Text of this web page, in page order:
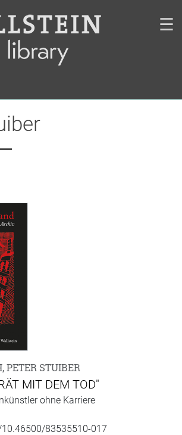
☰
PETER STUIBER
MIT DEM TOD"
ohne Karriere
83535510-017